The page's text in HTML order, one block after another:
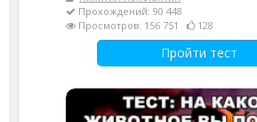
Прохождений: 90 448
Просмотров: 156 751
128
Пройти тест